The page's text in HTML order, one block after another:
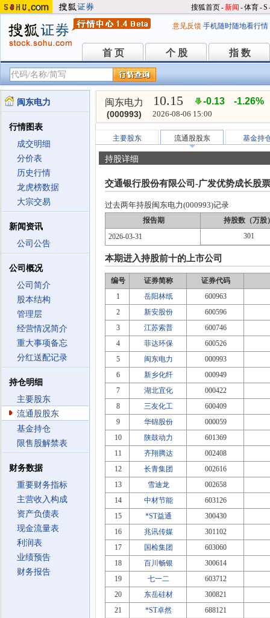
搜狐首页-新闻 -体育-S
意见反馈 手机随时随地看行情
首 页
首 页 个 股
个 股 指 数
指 数
闽东电力
行情图表
成交明细
分价表
历史行情
龙虎榜数据
大宗交易
新闻资讯
公司公告
公司概况
公司简介
股本结构
管理层
经营情况简介
重大事项备忘
分红送配记录
持仓明细
主要股东
流通股股东
基金持仓
限售股解禁表
财务数据
重要财务指标
主营收入构成
资产负债表
现金流量表
利润表
业绩预告
财务报告
闽东电力
(000993)
10.15 -0.13 -1.26%
2026-08-06 15:00
主要股东 流通股股东 基金持
持股详细
交通银行股份有限公司-广发优势成长股
过去两年持股闽东电力(000993)记录
报告期
持股数（万股
2026-03-31
301
本期进入持股前十的上市公司
编号 证券简称
证券代码
1
岳阳林纸
600963
2
新安股份
600596
3
江苏索普
600746
4
菲达环保
600526
5
闽东电力
000993
6
新乡化纤
000949
7
湖北宜化
000422
8
三友化工
600409
9
华锦股份
000059
10
陕鼓动力
601369
11
齐翔腾达
002408
12
长青集团
002616
13
雪迪龙
002658
14
中材节能
603126
15
*ST益通
300430
16
兆讯传媒
301102
17
国检集团
603060
18
百川畅银
300614
19
七一二
603712
20
东岳硅材
300821
21
*ST卓然
688121